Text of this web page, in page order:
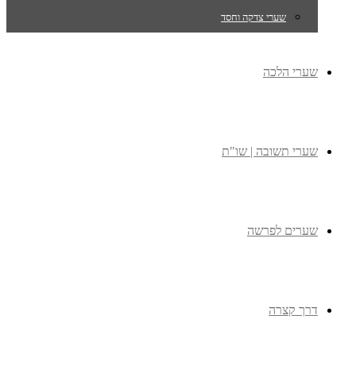
שערי צדקה וחסד
שערי הלכה
שערי תשובה | שו"ת
שערים לפרשה
דרך קצרה